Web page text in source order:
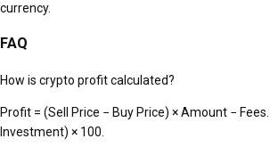
currency.
FAQ
How is crypto profit calculated?
Profit = (Sell Price − Buy Price) × Amount −
Investment) × 100.